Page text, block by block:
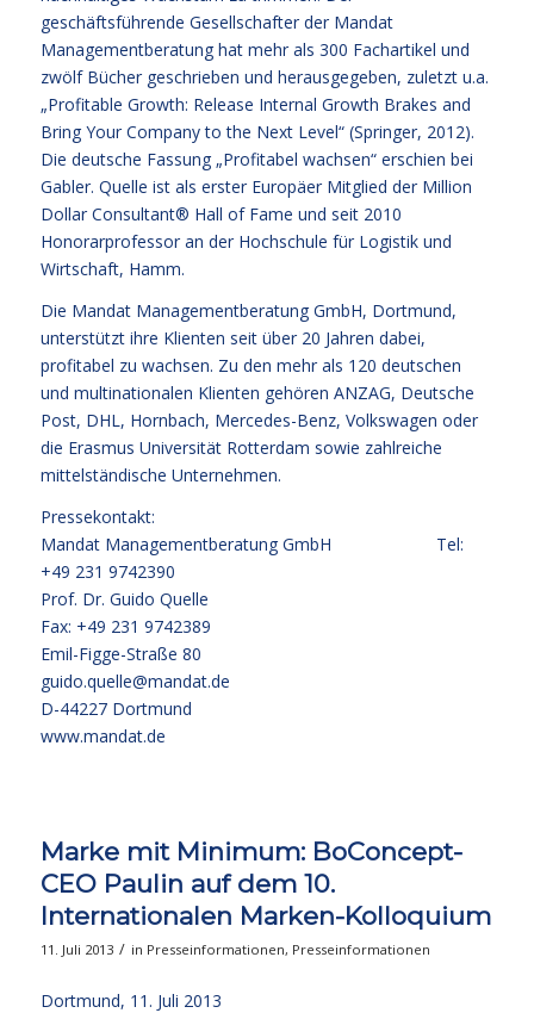
geschäftsführende Gesellschafter der Mandat
Managementberatung hat mehr als 300 Fachartikel und
zwölf Bücher geschrieben und herausgegeben, zuletzt u.a.
„Profitable Growth: Release Internal Growth Brakes and
Bring Your Company to the Next Level“ (Springer, 2012).
Die deutsche Fassung „Profitabel wachsen“ erschien bei
Gabler. Quelle ist als erster Europäer Mitglied der Million
Dollar Consultant® Hall of Fame und seit 2010
Honorarprofessor an der Hochschule für Logistik und
Wirtschaft, Hamm.
Die Mandat Managementberatung GmbH, Dortmund,
unterstützt ihre Klienten seit über 20 Jahren dabei,
profitabel zu wachsen. Zu den mehr als 120 deutschen
und multinationalen Klienten gehören ANZAG, Deutsche
Post, DHL, Hornbach, Mercedes-Benz, Volkswagen oder
die Erasmus Universität Rotterdam sowie zahlreiche
mittelständische Unternehmen.
Pressekontakt:
Mandat Managementberatung GmbH Tel:
+49 231 9742390
Prof. Dr. Guido Quelle
Fax: +49 231 9742389
Emil-Figge-Straße 80
guido.quelle@mandat.de
D-44227 Dortmund
www.mandat.de
Marke mit Minimum: BoConcept-
CEO Paulin auf dem 10.
Internationalen Marken-Kolloquium
11. Juli 2013 / in Presseinformationen, Presseinformationen
Dortmund, 11. Juli 2013